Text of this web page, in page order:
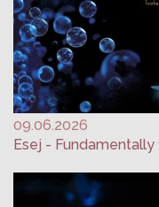
09.06.2026